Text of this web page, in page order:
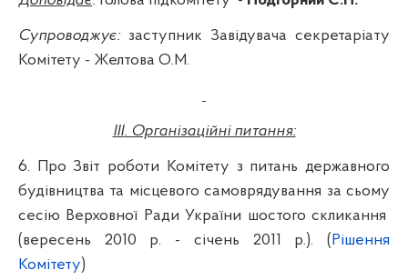
Супроводжує: заступник Завідувача секретаріату
Комітету - Желтова О.М.
III. Організаційні питання:
6.
Про Звіт роботи Комітету з питань державного
будівництва та місцевого самоврядування за сьому
сесію Верховної Ради України шостого скликання
(вересень 2010 р. - січень 2011 р.).( Рішення
Комітету)